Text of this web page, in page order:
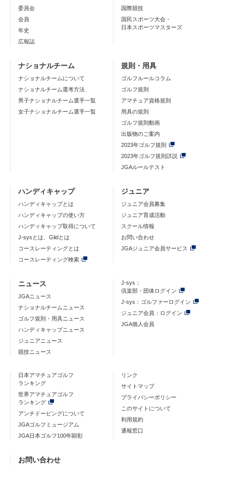
委員会
会員
年史
広報誌
国際競技
国民スポーツ大会・
日本スポーツマスターズ
ナショナルチーム
ナショナルチームについて
ナショナルチーム選考方法
男子ナショナルチーム選手一覧
女子ナショナルチーム選手一覧
規則・用具
ゴルフルールコラム
ゴルフ規則
アマチュア資格規則
用具の規則
ゴルフ規則動画
出版物のご案内
2023年ゴルフ規則
2023年ゴルフ規則詳説
JGAルールテスト
ハンディキャップ
ハンディキャップとは
ハンディキャップの使い方
ハンディキャップ取得について
J-sysとは、Glidとは
コースレーティングとは
コースレーティング検索
ジュニア
ジュニア会員募集
ジュニア育成活動
スクール情報
お問い合わせ
JGAジュニア会員サービス
ニュース
JGAニュース
ナショナルチームニュース
ゴルフ規則・用具ニュース
ハンディキャップニュース
ジュニアニュース
競技ニュース
J-sys：
倶楽部・団体ログイン
J-sys：ゴルファーログイン
ジュニア会員：ログイン
JGA個人会員
日本アマチュアゴルフ
ランキング
世界アマチュアゴルフ
ランキング
アンチドーピングについて
JGAゴルフミュージアム
JGA日本ゴルフ100年顕彰
リンク
サイトマップ
プライバシーポリシー
このサイトについて
利用規約
通報窓口
お問い合わせ